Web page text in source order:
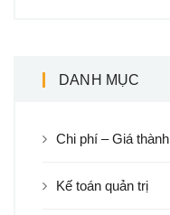
DANH MỤC
Chi phí – Giá thành
Kế toán quản trị